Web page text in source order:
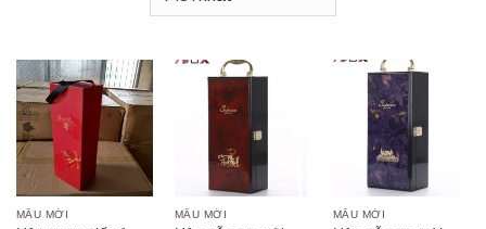
MẪU MỚI MẪU MỚI MẪU MỚI